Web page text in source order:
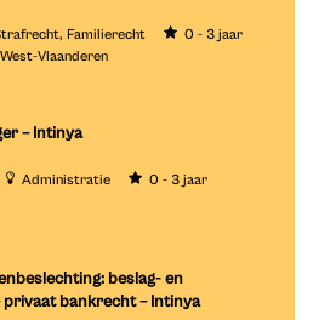
Familierecht
0 - 3 jaar
West-Vlaanderen
– Intinya
Administratie
0 - 3 jaar
beslag- en
bankrecht – Intinya